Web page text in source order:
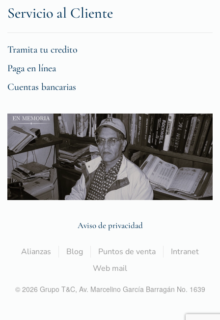
Servicio al Cliente
Tramita tu credito
Paga en línea
Cuentas bancarias
Aviso de privacidad
Alianzas Blog Puntos de venta
Intranet
Web mail
© 2026 Grupo T&C, Av. Marcelino García Barragán No. 1639